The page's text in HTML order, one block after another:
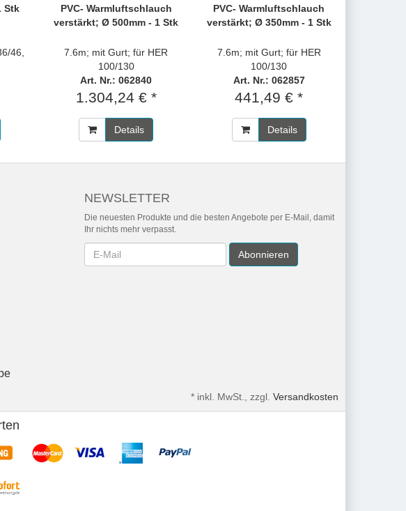
Stk
46,
PVC- Warmluftschlauch
verstärkt; Ø 500mm - 1 Stk
7.6m; mit Gurt; für HER
100/130
Art. Nr.: 062840
1.304,24 € *
Details
PVC- Warmluftschlauch
verstärkt; Ø 350mm - 1 Stk
7.6m; mit Gurt; für HER
100/130
Art. Nr.: 062857
441,49 € *
Details
NEWSLETTER
Die neuesten Produkte und die besten Angebote per E-Mail, damit
Ihr nichts mehr verpasst.
Newsletter Abonnieren
* inkl. MwSt., zzgl. Versandkosten